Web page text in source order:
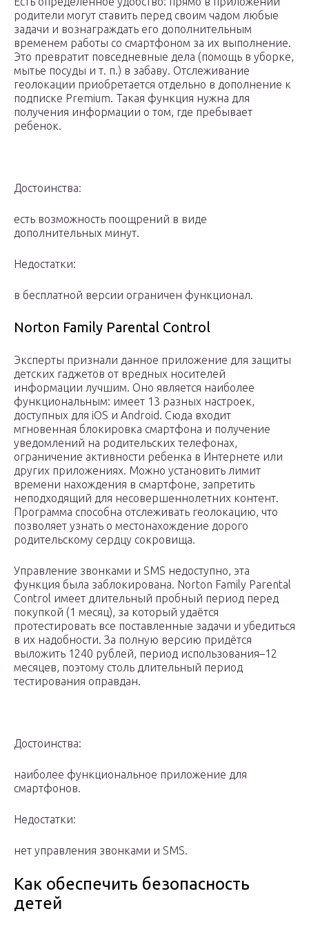
родители могут ставить перед своим чадом любые
задачи и вознаграждать его дополнительным
временем работы со смартфоном за их выполнение.
Это превратит повседневные дела (помощь в уборке,
мытье посуды и т. п.) в забаву. Отслеживание
геолокации приобретается отдельно в дополнение к
подписке Premium. Такая функция нужна для
получения информации о том, где пребывает
ребенок.
Достоинства:
есть возможность поощрений в виде
дополнительных минут.
Недостатки:
в бесплатной версии ограничен функционал.
Norton Family Parental Control
Эксперты признали данное приложение для защиты
детских гаджетов от вредных носителей
информации лучшим. Оно является наиболее
функциональным: имеет 13 разных настроек,
доступных для iOS и Android. Сюда входит
мгновенная блокировка смартфона и получение
уведомлений на родительских телефонах,
ограничение активности ребенка в Интернете или
других приложениях. Можно установить лимит
времени нахождения в смартфоне, запретить
неподходящий для несовершеннолетних контент.
Программа способна отслеживать геолокацию, что
позволяет узнать о местонахождение дорого
родительскому сердцу сокровища.
Управление звонками и SMS недоступно, эта
функция была заблокирована. Norton Family Parental
Control имеет длительный пробный период перед
покупкой (1 месяц), за который удаётся
протестировать все поставленные задачи и убедиться
в их надобности. За полную версию придётся
выложить 1240 рублей, период использования–12
месяцев, поэтому столь длительный период
тестирования оправдан.
Достоинства:
наиболее функциональное приложение для
смартфонов.
Недостатки:
нет управления звонками и SMS.
Как обеспечить безопасность
детей